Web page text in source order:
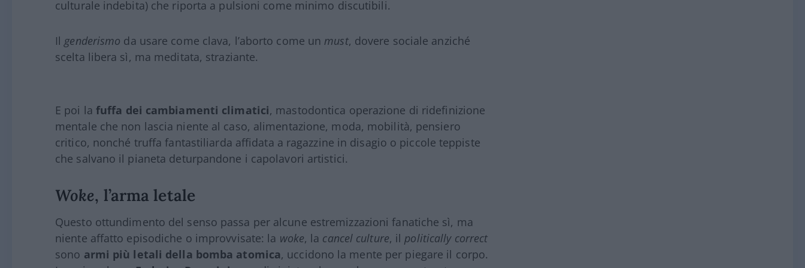
culturale indebita) che riporta a pulsioni come minimo discutibili.
Il genderismo da usare come clava, l’aborto come un must, dovere sociale anziché
scelta libera sì, ma meditata, straziante.
E poi la fuffa dei cambiamenti climatici, mastodontica operazione di ridefinizione
mentale che non lascia niente al caso, alimentazione, moda, mobilità, pensiero
critico, nonché truffa fantastiliarda affidata a ragazzine in disagio o piccole teppiste
che salvano il pianeta deturpandone i capolavori artistici.
Woke, l’arma letale
Questo ottundimento del senso passa per alcune estremizzazioni fanatiche sì, ma
niente affatto episodiche o improvvisate: la woke, la cancel culture, il politically correct
sono armi più letali della bomba atomica, uccidono la mente per piegare il corpo.